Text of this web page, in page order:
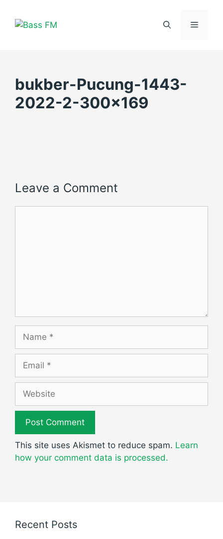
content
Menu
bukber-Pucung-1443-
2022-2-300×169
Leave a Comment
Name
Email
Website
This site uses Akismet to reduce spam. Learn
how your comment data is processed.
Recent Posts